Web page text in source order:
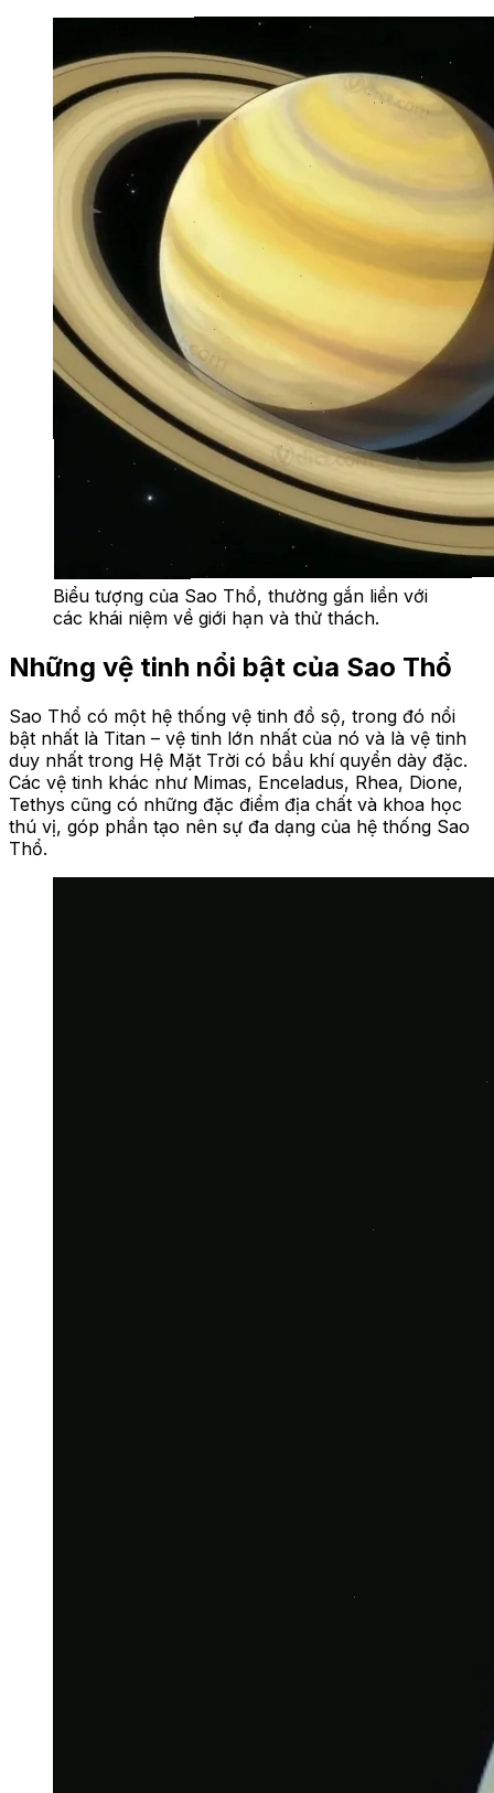
Biểu tượng của Sao Thổ, thường gắn liền với
các khái niệm về giới hạn và thử thách.
Những vệ tinh nổi bật của Sao Thổ
Sao Thổ có một hệ thống vệ tinh đồ sộ, trong đó nổi
bật nhất là Titan – vệ tinh lớn nhất của nó và là vệ tinh
duy nhất trong Hệ Mặt Trời có bầu khí quyển dày đặc.
Các vệ tinh khác như Mimas, Enceladus, Rhea, Dione,
Tethys cũng có những đặc điểm địa chất và khoa học
thú vị, góp phần tạo nên sự đa dạng của hệ thống Sao
Thổ.